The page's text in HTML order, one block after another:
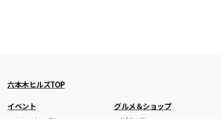
六本木ヒルズTOP
イベント
グルメ＆ショップ